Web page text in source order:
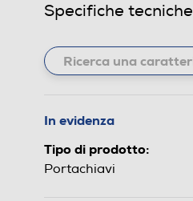
Specifiche tecniche
In evidenza
Tipo di prodotto:
Portachiavi